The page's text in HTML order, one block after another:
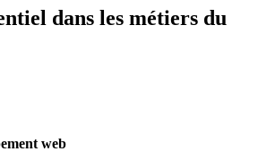
dans les métiers du
web